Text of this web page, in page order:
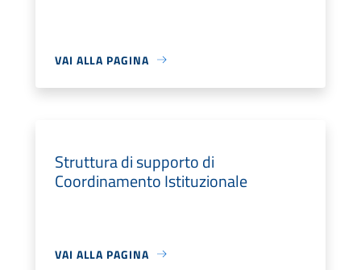
VAI ALLA PAGINA
Struttura di supporto di
Coordinamento Istituzionale
VAI ALLA PAGINA